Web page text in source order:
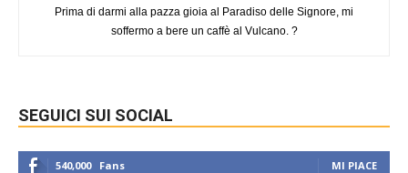
Prima di darmi alla pazza gioia al Paradiso delle Signore, mi
soffermo a bere un caffè al Vulcano. ?
SEGUICI SUI SOCIAL
540,000 Fans MI PIACE